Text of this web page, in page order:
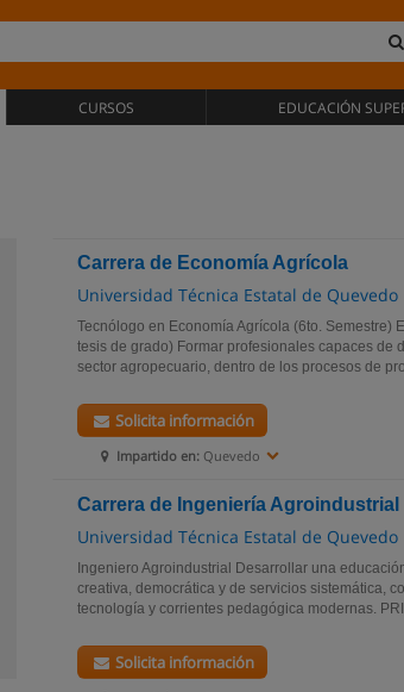
CURSOS EDUCACIÓN
Carrera de Economía Agrícola
Universidad Técnica Estatal de Quevedo
Tecnólogo en Economía Agrícola (6to. Semestre)
tesis de grado) Formar profesionales capaces de
sector agropecuario, dentro de los procesos de
Impartido en: Quevedo
Solicita información
Carrera de Ingeniería Agroindustrial
Universidad Técnica Estatal de Quevedo
Ingeniero Agroindustrial Desarrollar una
creativa, democrática y de servicios sistemática,
tecnología y corrientes pedagógica modernas.
Solicita información